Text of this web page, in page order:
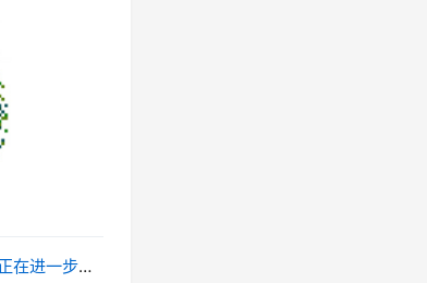
年 B.6-9年 C.5-8年 D.3-5年